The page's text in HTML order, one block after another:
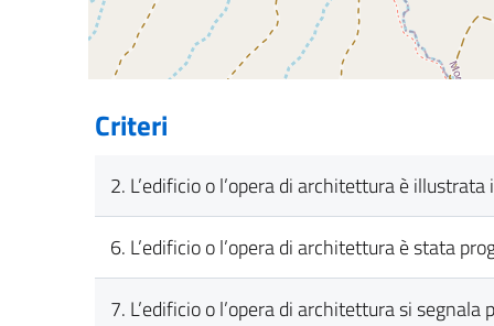
Criteri
2. L’edificio o l’opera di architettura è
6. L’edificio o l’opera di architettura è stata
7. L’edificio o l’opera di architettura si